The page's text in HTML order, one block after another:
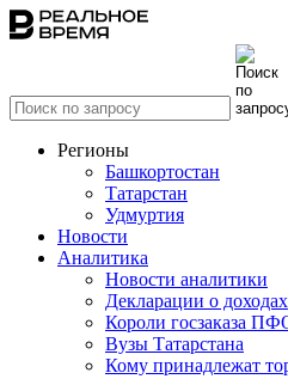
Регионы
Башкортостан
Татарстан
Удмуртия
Новости
Аналитика
Новости аналитики
Декларации о доходах
Короли госзаказа
Вузы Татарстана
Кому принадлежат